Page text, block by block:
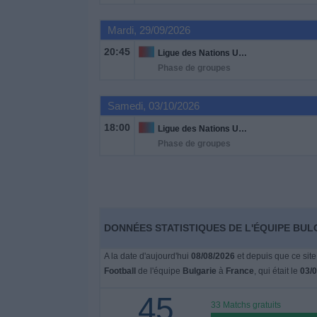
Mardi, 29/09/2026
20:45
Ligue des Nations UEFA
Phase de groupes
Samedi, 03/10/2026
18:00
Ligue des Nations UEFA
Phase de groupes
DONNÉES STATISTIQUES DE L'ÉQUIPE
A la date d'aujourd'hui 08/08/2026 et depuis que ce
Football
de l'équipe Bulgarie à France, qui était le 03/
45
33 Matchs gratuits